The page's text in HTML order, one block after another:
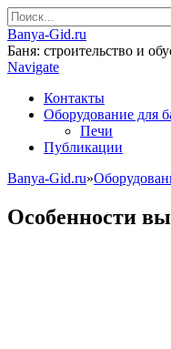
Banya-Gid.ru
Баня: строительство и
Navigate
Контакты
Оборудование для
Печи
Публикации
Banya-Gid.ru»
Особенности